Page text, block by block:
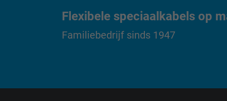
Vendor
Flexibele speciaalkabels op
Familiebedrijf sinds 1947